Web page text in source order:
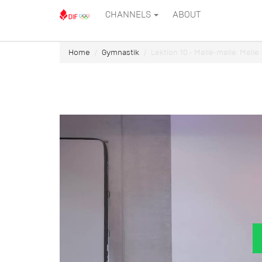
CHANNELS ABOUT
Home Gymnastik Lektion 10 - Mølle-mølle: Mølle